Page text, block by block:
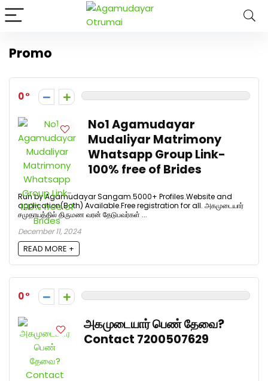
Promo
0
No1 Agamudayar
Mudaliyar Matrimony
Whatsapp Group Link-
100% free of Brides
Run by Agamudayar Sangam.5000+ Profiles.Website and
application(Both) Available.Free registration for all. அகமுடையார்
சமுதாயத்தில் திருமண வரன் தேடுபவர்கள் ...
December 11, 2024
READ MORE +
0
அகமுடையார் பெண் தேவை?
Contact 7200507629
அகமுடையார் திருமண
பெண் வீட்டாருக்கு 100%
இலவச திருமண சேவை!